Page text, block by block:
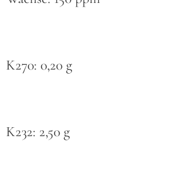
K270: 0,20 g
K232: 2,50 g